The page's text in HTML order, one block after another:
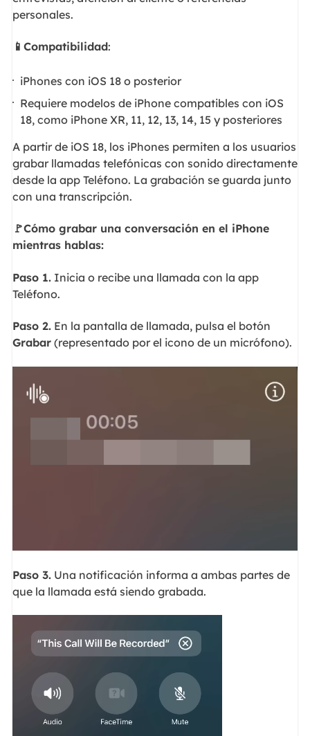
personales.
📱Compatibilidad:
iPhones con iOS 18 o posterior
Requiere modelos de iPhone compatibles con iOS
18, como iPhone XR, 11, 12, 13, 14, 15 y posteriores
A partir de iOS 18, los iPhones permiten a los usuarios
grabar llamadas telefónicas con sonido directamente
desde la app Teléfono. La grabación se guarda junto
con una transcripción.
🚩Cómo grabar una conversación en el iPhone
mientras hablas:
Paso 1.Inicia o recibe una llamada con la app
Teléfono.
Paso 2.En la pantalla de llamada, pulsa el botón
Grabar(representado por el icono de un micrófono).
Paso 3.Una notificación informa a ambas partes de
que la llamada está siendo grabada.